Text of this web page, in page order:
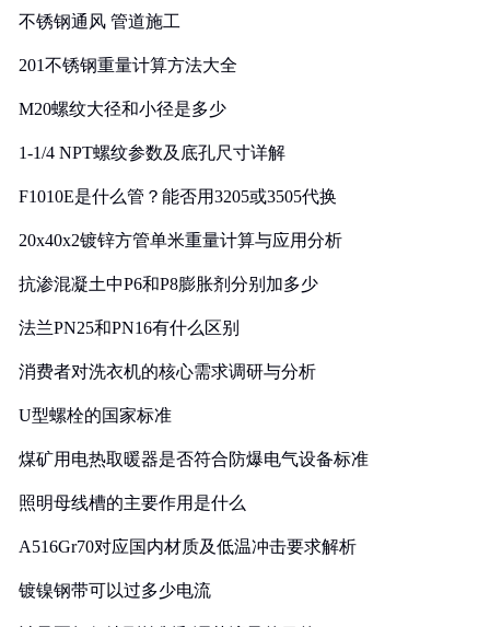
不锈钢通风 管道施工
201不锈钢重量计算方法大全
M20螺纹大径和小径是多少
1-1/4 NPT螺纹参数及底孔尺寸详解
F1010E是什么管？能否用3205或3505代换
20x40x2镀锌方管单米重量计算与应用分析
抗渗混凝土中P6和P8膨胀剂分别加多少
法兰PN25和PN16有什么区别
消费者对洗衣机的核心需求调研与分析
U型螺栓的国家标准
煤矿用电热取暖器是否符合防爆电气设备标准
照明母线槽的主要作用是什么
A516Gr70对应国内材质及低温冲击要求解析
镀镍钢带可以过多少电流